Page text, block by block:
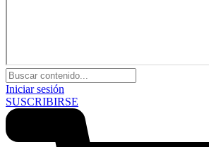
Iniciar sesión
SUSCRIBIRSE